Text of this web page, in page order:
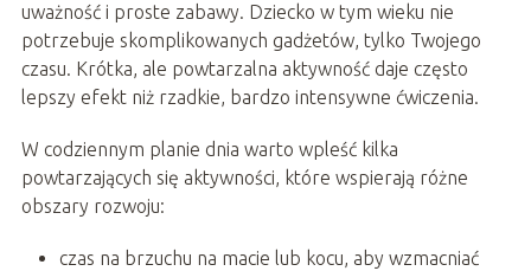
uważność i proste zabawy. Dziecko w tym wieku nie
potrzebuje skomplikowanych gadżetów, tylko Twojego
czasu. Krótka, ale powtarzalna aktywność daje często
lepszy efekt niż rzadkie, bardzo intensywne ćwiczenia.
W codziennym planie dnia warto wpleść kilka
powtarzających się aktywności, które wspierają różne
obszary rozwoju:
czas na brzuchu na macie lub kocu, aby wzmacniać